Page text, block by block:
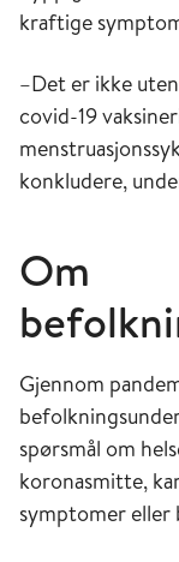
kraftige
–Det er ikke
covid-19
konkludere,
Om
Gjennom
spørsmål om
koronasmitte,
symptomer eller